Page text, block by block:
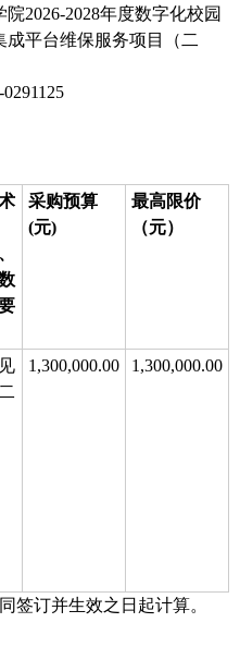
2026-2028年度数字化校园
平台维保服务项目（二
采购预算
(元)
最高限价
（元）
1,300,000.00 1,300,000.00
签订并生效之日起计算。